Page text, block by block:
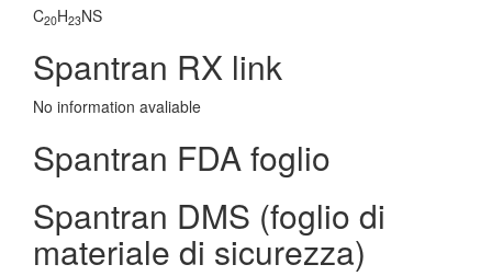
C20H23NS
Spantran RX link
No information avaliable
Spantran FDA foglio
Spantran DMS (foglio di
materiale di sicurezza)